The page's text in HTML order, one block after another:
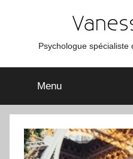
Vanessa
Lalo
Psychologue
Menu